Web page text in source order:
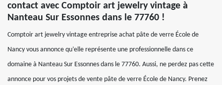
contact avec Comptoir art jewelry vintage à
Nanteau Sur Essonnes dans le 77760 !
Comptoir art jewelry vintage entreprise achat pâte de verre École de
Nancy vous annonce qu’elle représente une professionnelle dans ce
domaine à Nanteau Sur Essonnes dans le 77760. Aussi, ne perdez pas cette
annonce pour vos projets de vente pâte de verre École de Nancy. Prenez